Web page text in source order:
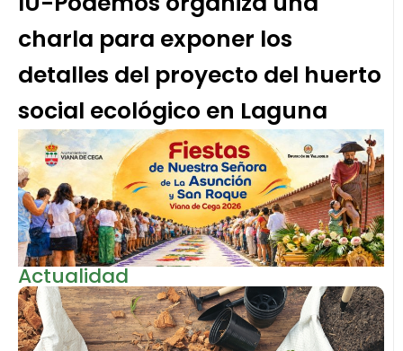
charla para exponer los
detalles del proyecto del huerto
social ecológico en Laguna
Actualidad